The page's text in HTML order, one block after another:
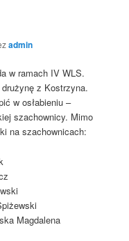
admin
w ramach IV WLS.
drużynę z Kostrzyna.
w osłabieniu –
szachownicy. Mimo
na szachownicach:
Magdalena